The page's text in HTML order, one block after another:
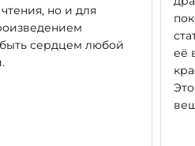
но и для
сердцем любой
её